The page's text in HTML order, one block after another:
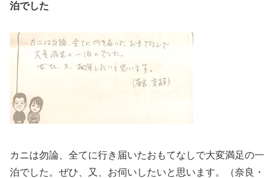
泊でした
カニは勿論、全てに行き届いたおもてなしで大変満足の一
泊でした。ぜひ、又、お伺いしたいと思います。（奈良・